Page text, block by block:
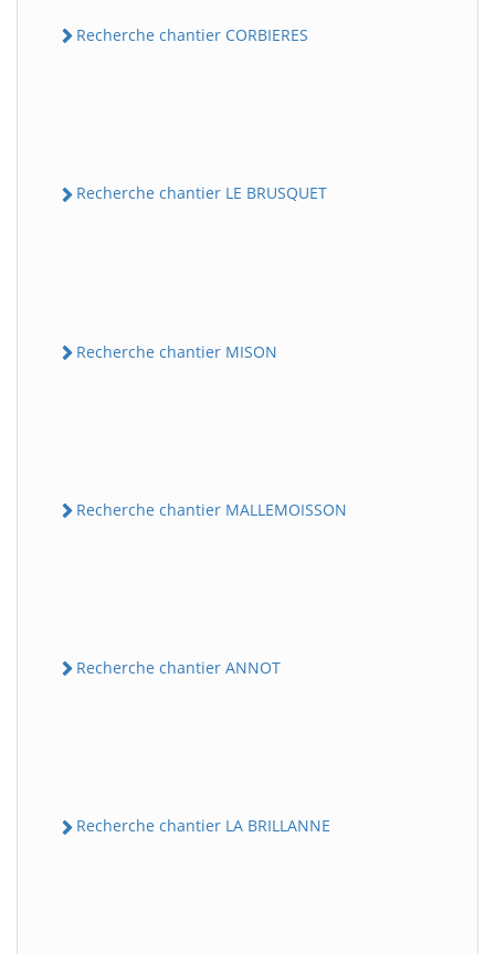
Recherche chantier CORBIERES
Recherche chantier LE BRUSQUET
Recherche chantier MISON
Recherche chantier MALLEMOISSON
Recherche chantier ANNOT
Recherche chantier LA BRILLANNE